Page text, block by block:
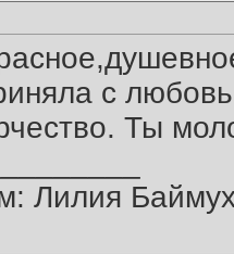
с
Ты
Лилия